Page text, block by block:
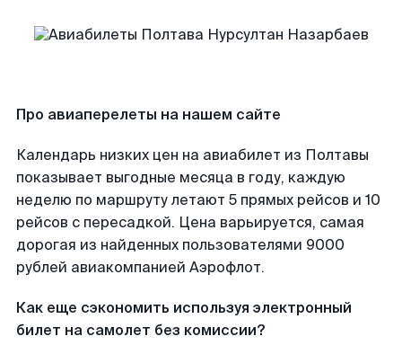
Про авиаперелеты на нашем сайте
Календарь низких цен на авиабилет из Полтавы
показывает выгодные месяца в году, каждую
неделю по маршруту летают 5 прямых рейсов и 10
рейсов с пересадкой. Цена варьируется, самая
дорогая из найденных пользователями 9000
рублей авиакомпанией Аэрофлот.
Как еще сэкономить используя электронный
билет на самолет без комиссии?